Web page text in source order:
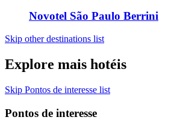
Novotel São Paulo Berrini
Skip other destinations list
Explore mais hotéis
Skip Pontos de interesse list
Pontos de interesse